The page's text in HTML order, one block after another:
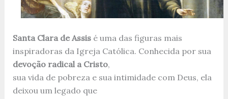
Santa Clara de Assisé uma das figuras mais
inspiradoras da Igreja Católica. Conhecida por sua
devoção radical a Cristo,
sua vida de pobreza e sua intimidade com Deus, ela
deixou um legado que